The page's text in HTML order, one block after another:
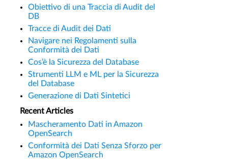
Obiettivo di una Traccia di Audit del
DB
Tracce di Audit dei Dati
Navigare nei Regolamenti sulla
Conformità dei Dati
Cos’è la Sicurezza del Database
Strumenti LLM e ML per la Sicurezza
del Database
Generazione di Dati Sintetici
Recent Articles
Mascheramento Dati in Amazon
OpenSearch
Conformità dei Dati Senza Sforzo per
Amazon OpenSearch